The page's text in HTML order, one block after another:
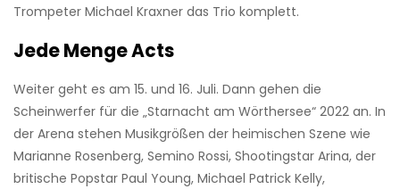
Trompeter Michael Kraxner das Trio komplett.
Jede Menge Acts
Weiter geht es am 15. und 16. Juli. Dann gehen die
Scheinwerfer für die „Starnacht am Wörthersee“ 2022 an. In
der Arena stehen Musikgrößen der heimischen Szene wie
Marianne Rosenberg, Semino Rossi, Shootingstar Arina, der
britische Popstar Paul Young, Michael Patrick Kelly,